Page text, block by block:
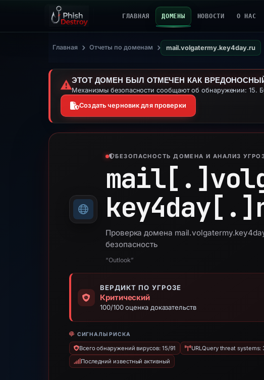
ГЛАВНАЯ ДОМЕНЫ НОВОСТИ О НАС
Главная › Отчеты по доменам › mail.volgatermy.key4day.ru
⚠️ЭТОТ ДОМЕН БЫЛ ОТМЕЧЕН КАК
Механизмы безопасности сообщают об обнаружении: 15.
Создать черновик для проверки
БЕЗОПАСНОСТЬ ДОМЕНА И АНАЛИЗ
mail[.]
key4day[.]
Проверка домена
безопасность
“Outlook”
ВЕРДИКТ ПО УГРОЗЕ
Критический
100/100 оценка доказательств
СИГНАЛЫ РИСКА
Всего обнаружений вирусов: 15/91 URLQuery threat systems:
Последний известный активный